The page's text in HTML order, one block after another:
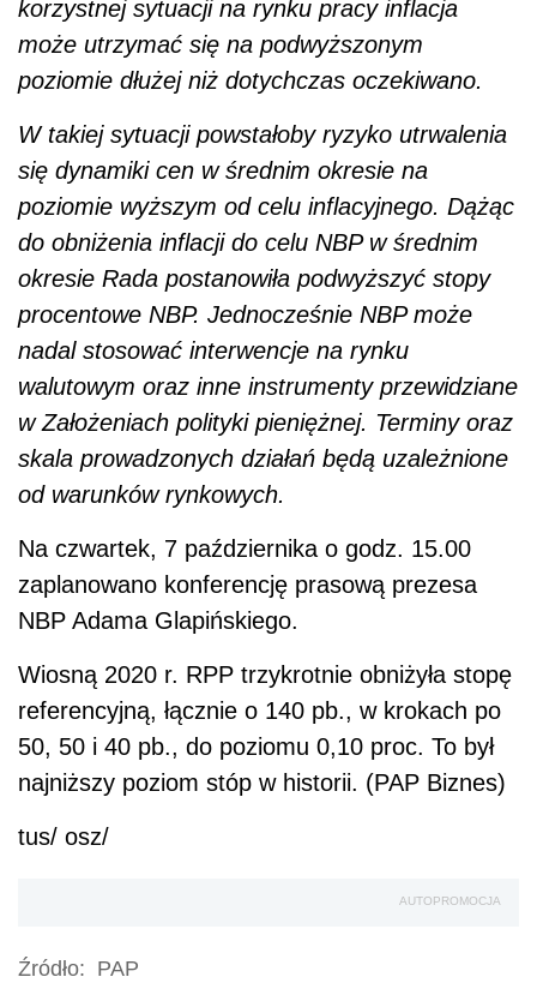
korzystnej sytuacji na rynku pracy inflacja
może utrzymać się na podwyższonym
poziomie dłużej niż dotychczas oczekiwano.
W takiej sytuacji powstałoby ryzyko utrwalenia
się dynamiki cen w średnim okresie na
poziomie wyższym od celu inflacyjnego. Dążąc
do obniżenia inflacji do celu NBP w średnim
okresie Rada postanowiła podwyższyć stopy
procentowe NBP. Jednocześnie NBP może
nadal stosować interwencje na rynku
walutowym oraz inne instrumenty przewidziane
w Założeniach polityki pieniężnej. Terminy oraz
skala prowadzonych działań będą uzależnione
od warunków rynkowych.
Na czwartek, 7 października o godz. 15.00
zaplanowano konferencję prasową prezesa
NBP Adama Glapińskiego.
Wiosną 2020 r. RPP trzykrotnie obniżyła stopę
referencyjną, łącznie o 140 pb., w krokach po
50, 50 i 40 pb., do poziomu 0,10 proc. To był
najniższy poziom stóp w historii. (PAP Biznes)
tus/ osz/
AUTOPROMOCJA
Źródło: PAP